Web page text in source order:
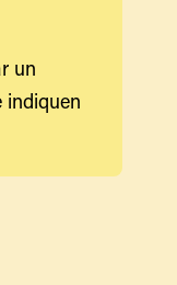
un
indiquen